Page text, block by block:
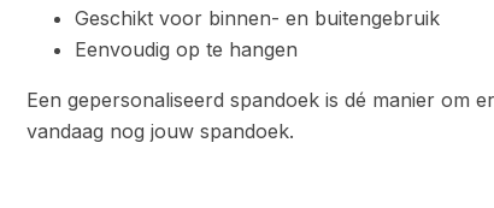
Geschikt voor binnen- en buitengebruik
Eenvoudig op te hangen
Een gepersonaliseerd spandoek is dé manier om
vandaag nog jouw spandoek.